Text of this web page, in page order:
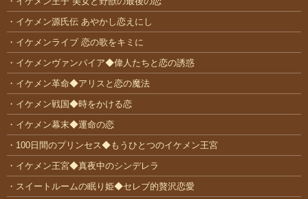
イケメン源氏伝 あやかし恋えにし
イケメンライブ 恋の歌をキミに
イケメンヴァンパイア◆偉人たちと恋の誘惑
イケメン革命◆アリスと恋の魔法
イケメン戦国◆時をかける恋
イケメン幕末◆運命の恋
100日間のプリンセス◆もうひとつのイケメン王宮
イケメン王宮◆真夜中のシンデレラ
スイートルームの眠り姫◆セレブ的贅沢恋愛